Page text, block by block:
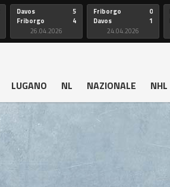
Davos
Friborgo
5
4
26.04.2026
Friborgo
Davos
0
1
24.04.2026
LUGANO NL NAZIONALE NHL